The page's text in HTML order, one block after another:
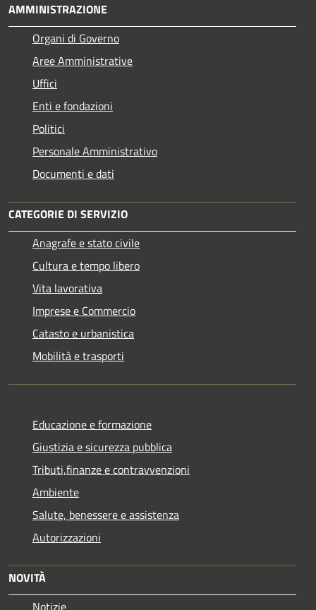
AMMINISTRAZIONE
Organi di Governo
Aree Amministrative
Uffici
Enti e fondazioni
Politici
Personale Amministrativo
Documenti e dati
CATEGORIE DI SERVIZIO
Anagrafe e stato civile
Cultura e tempo libero
Vita lavorativa
Imprese e Commercio
Catasto e urbanistica
Mobilità e trasporti
Educazione e formazione
Giustizia e sicurezza pubblica
Tributi,finanze e contravvenzioni
Ambiente
Salute, benessere e assistenza
Autorizzazioni
NOVITÀ